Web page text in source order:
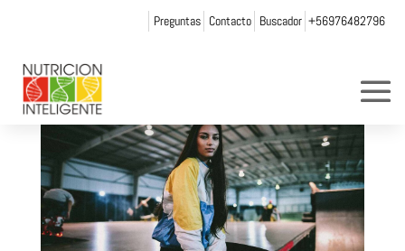
Preguntas Contacto Buscador +56976482796
porWeb Admin NI